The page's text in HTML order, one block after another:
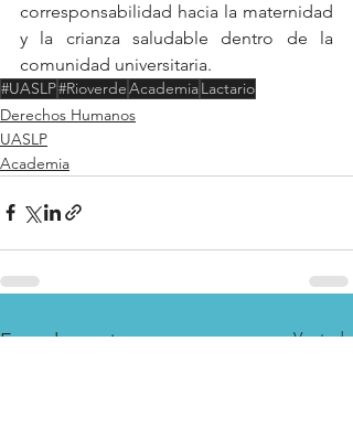
corresponsabilidad hacia la maternidad
y la crianza saludable dentro de la
comunidad universitaria.
#UASLP#RioverdeAcademiaLactario
Derechos Humanos
UASLP
Academia
Entradas recientes Ver todo